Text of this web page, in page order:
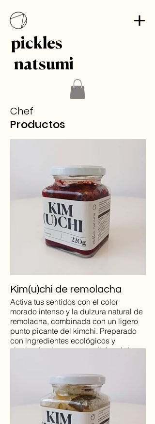
pickles
natsumi
Chef
Productos
Kim(u)chi de remolacha
Activa tus sentidos con el color
morado intenso y la dulzura natural de
remolacha, combinada con un ligero
punto picante del kimchi. Preparado
con ingredientes ecológicos y
siguiendo el proceso tradicional de
inmunológico y promover la